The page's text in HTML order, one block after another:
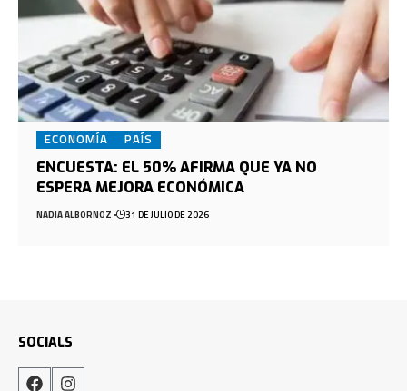
ECONOMÍA PAÍS
ENCUESTA: EL 50% AFIRMA QUE YA NO
ESPERA MEJORA ECONÓMICA
NADIA ALBORNOZ 31 DE JULIO DE 2026
SOCIALS